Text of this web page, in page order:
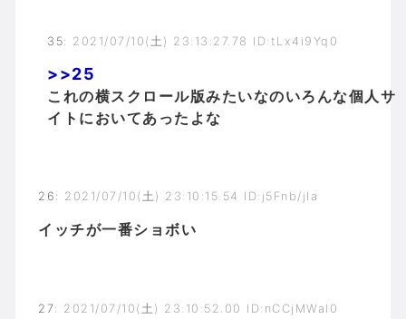
35: 2021/07/10(土) 23:13:27.78 ID:tLx4i9Yq0
>>25
これの横スクロール版みたいなのいろんな個人サ
イトにおいてあったよな
26 : 2021/07/10(土) 23:10:15.54 ID:j5Fnb/jIa
イッチが一番ショボい
27: 2021/07/10(土) 23:10:52.00 ID:nCCjMWal0